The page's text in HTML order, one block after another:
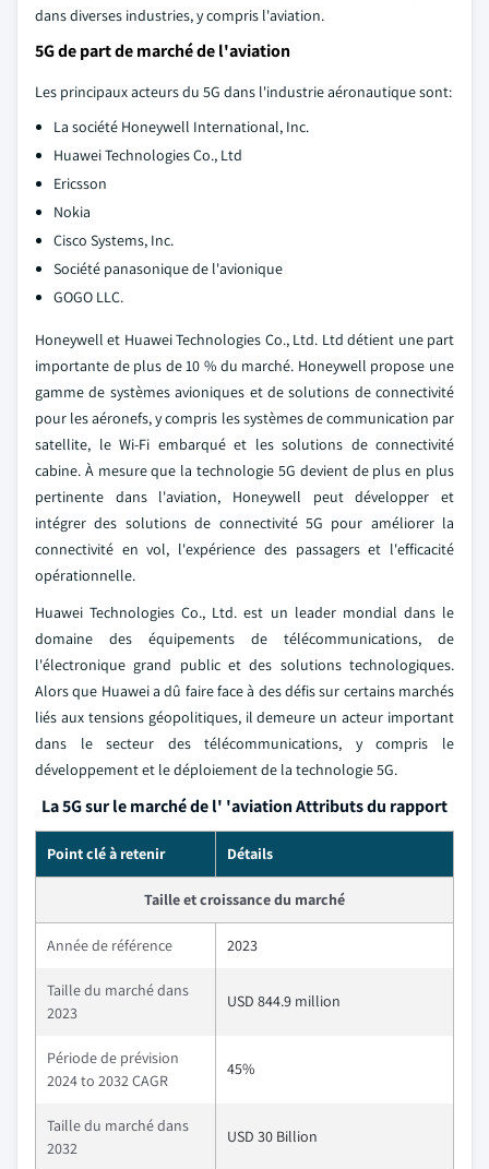
dans diverses industries, y compris l'aviation.
5G de part de marché de l'aviation
Les principaux acteurs du 5G dans l'industrie aéronautique sont:
La société Honeywell International, Inc.
Huawei Technologies Co., Ltd
Ericsson
Nokia
Cisco Systems, Inc.
Société panasonique de l'avionique
GOGO LLC.
Honeywell et Huawei Technologies Co., Ltd. Ltd détient une part
importante de plus de 10 % du marché. Honeywell propose une
gamme de systèmes avioniques et de solutions de connectivité
pour les aéronefs, y compris les systèmes de communication par
satellite, le Wi-Fi embarqué et les solutions de connectivité
cabine. À mesure que la technologie 5G devient de plus en plus
pertinente dans l'aviation, Honeywell peut développer et
intégrer des solutions de connectivité 5G pour améliorer la
connectivité en vol, l'expérience des passagers et l'efficacité
opérationnelle.
Huawei Technologies Co., Ltd. est un leader mondial dans le
domaine des équipements de télécommunications, de
l'électronique grand public et des solutions technologiques.
Alors que Huawei a dû faire face à des défis sur certains marchés
liés aux tensions géopolitiques, il demeure un acteur important
dans le secteur des télécommunications, y compris le
développement et le déploiement de la technologie 5G.
La 5G sur le marché de l' 'aviation Attributs du rapport
Point clé à retenir Détails
Taille et croissance du marché
Année de référence 2023
Taille du marché dans
2023
USD 844.9 million
Période de prévision
2024 to 2032 CAGR
45%
Taille du marché dans
2032
USD 30 Billion